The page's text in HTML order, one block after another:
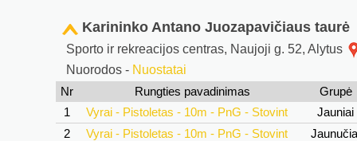
Karininko Antano Juozapavičiaus taurė
Sporto ir rekreacijos centras, Naujoji g. 52, Alytus
Nuorodos - Nuostatai
Nr
Rungties pavadinimas
Grupė
1
Vyrai - Pistoletas - 10m - PnG - Stovint
Jauniai
2
Vyrai - Pistoletas - 10m - PnG - Stovint